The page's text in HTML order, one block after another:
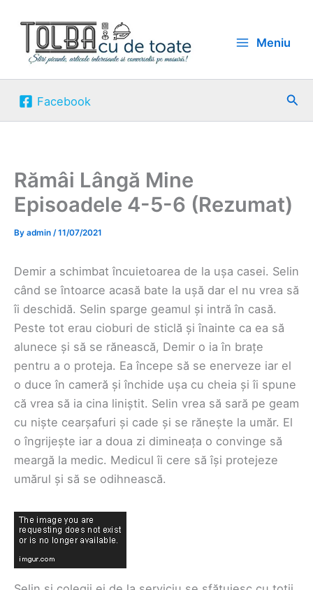
content
Meniu
Facebook
Rămâi Lângă Mine
Episoadele 4-5-6 (Rezumat)
By admin /11/07/2021
Demir a schimbat încuietoarea de la ușa casei. Selin
când se întoarce acasă bate la ușă dar el nu vrea să
îi deschidă. Selin sparge geamul și intră în casă.
Peste tot erau cioburi de sticlă și înainte ca ea să
alunece și să se rănească, Demir o ia în brațe
pentru a o proteja. Ea începe să se enerveze iar el
o duce în cameră și închide ușa cu cheia și îi spune
că vrea să ia cina liniștit. Selin vrea să sară pe geam
cu niște cearșafuri și cade și se rănește la umăr. El
o îngrijește iar a doua zi dimineața o convinge să
meargă la medic. Medicul îi cere să își protejeze
umărul și să se odihnească.